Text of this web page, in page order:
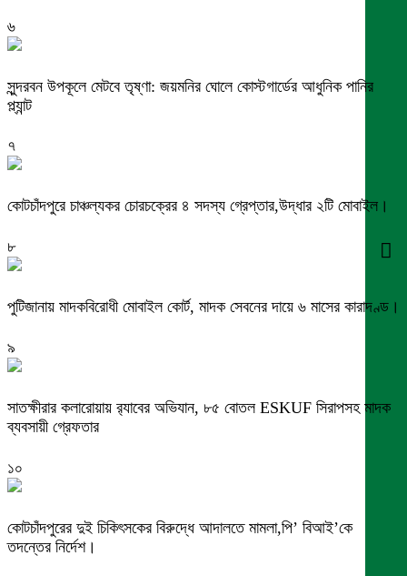
৬
সুন্দরবন উপকূলে মেটবে তৃষ্ণা: জয়মনির ঘোলে কোস্টগার্ডের আধুনিক পানির
প্ল্যান্ট
৭
কোটচাঁদপুরে চাঞ্চল্যকর চোরচক্রের ৪ সদস্য গ্রেপ্তার,উদ্ধার ২টি মোবাইল।
৮
পুটিজানায় মাদকবিরোধী মোবাইল কোর্ট, মাদক সেবনের দায়ে ৬ মাসের কারাদণ্ড।
৯
সাতক্ষীরার কলারোয়ায় র‍্যাবের অভিযান, ৮৫ বোতল ESKUF সিরাপসহ মাদক
ব্যবসায়ী গ্রেফতার
১০
কোটচাঁদপুরের দুই চিকিৎসকের বিরুদ্ধে আদালতে মামলা,পি’ বিআই’কে
তদন্তের নির্দেশ।